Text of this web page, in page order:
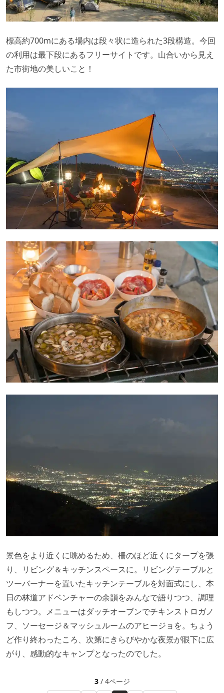
標高約700mにある場内は段々状に造られた3段構造。今回
の利用は最下段にあるフリーサイトです。山合いから見え
た市街地の美しいこと！
景色をより近くに眺めるため、柵のほど近くにタープを張
り、リビング＆キッチンスペースに。リビングテーブルと
ツーバーナーを置いたキッチンテーブルを対面式にし、本
日の林道アドベンチャーの余韻をみんなで語りつつ、調理
もしつつ。メニューはダッチオーブンでチキンストロガノ
フ、ソーセージ＆マッシュルームのアヒージョを。ちょう
ど作り終わったころ、次第にきらびやかな夜景が眼下に広
がり、感動的なキャンプとなったのでした。
3/ 4ページ